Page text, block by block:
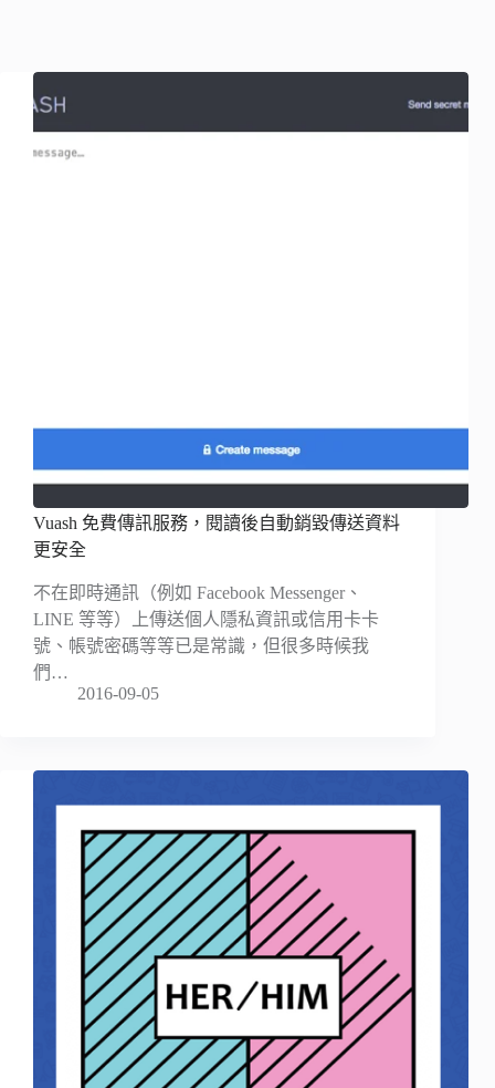
Vuash 免費傳訊服務，閱讀後自動銷毀傳送資料
更安全
不在即時通訊（例如 Facebook Messenger、
LINE 等等）上傳送個人隱私資訊或信用卡卡
號、帳號密碼等等已是常識，但很多時候我
們…
2016-09-05